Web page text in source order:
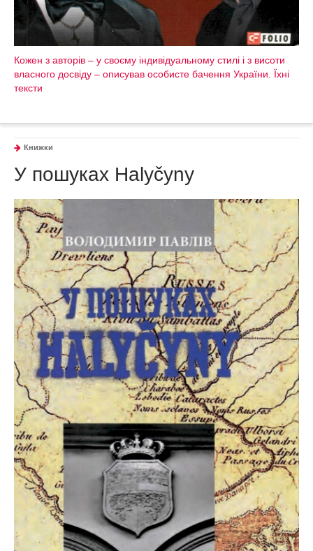
Кожен з авторів – у своєму індивідуальному стилі і з висоти
власного досвіду – описував особисте бачення України. Їхні
тексти
Книжки
У пошуках Halyčyny